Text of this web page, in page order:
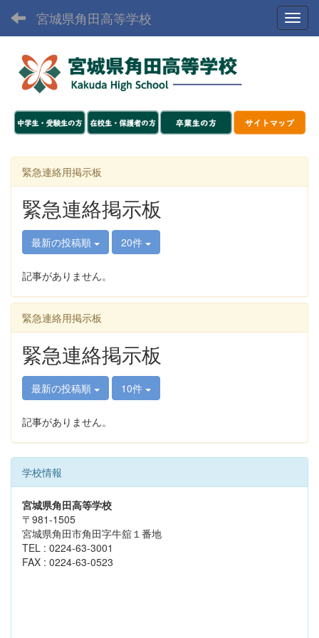
宮城県角田高等学校
緊急連絡用掲示板
緊急連絡掲示板
最新の投稿順 20件
記事がありません。
緊急連絡用掲示板
緊急連絡掲示板
最新の投稿順 10件
記事がありません。
学校情報
宮城県角田高等学校
〒981-1505
宮城県角田市角田字牛舘１番地
TEL : 0224-63-3001
FAX : 0224-63-0523